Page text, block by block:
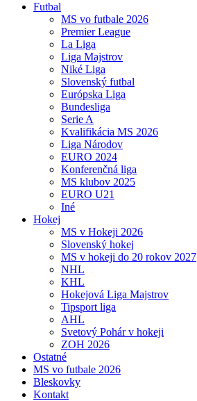
Futbal
MS vo futbale 2026
Premier League
La Liga
Liga Majstrov
Niké Liga
Slovenský futbal
Európska Liga
Bundesliga
Serie A
Kvalifikácia MS 2026
Liga Národov
EURO 2024
Konferenčná liga
MS klubov 2025
EURO U21
Iné
Hokej
MS v Hokeji 2026
Slovenský hokej
MS v hokeji do 20 rokov 2027
NHL
KHL
Hokejová Liga Majstrov
Tipsport liga
AHL
Svetový Pohár v hokeji
ZOH 2026
Ostatné
MS vo futbale 2026
Bleskovky
Kontakt